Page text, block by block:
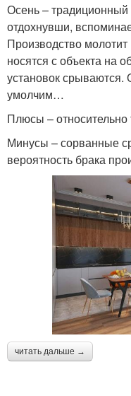
Осень –
отдохнувши,
Производство
носятся с объекта на
установок срываются.
умолчим…
Плюсы –
Минусы – сорванные
вероятность брака
читать дальше →